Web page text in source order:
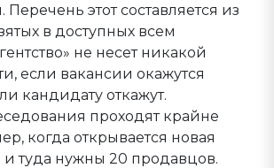
Перечень этот составляется из
в доступных всем
не несет никакой
если вакансии окажутся
кандидату откажут.
проходят крайне
когда открывается новая
и туда нужны 20 продавцов.